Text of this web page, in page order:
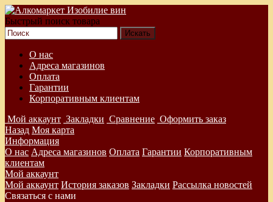
Быстрый поиск товара
О нас
Адреса магазинов
Оплата
Гарантии
Корпоративным клиентам
Мой аккаунт Закладки Сравнение Оформить заказ
Назад Моя карта
Информация
О нас Адреса магазинов Оплата Гарантии Корпоративным
клиентам
Мой аккаунт
Мой аккаунт История заказов Закладки Рассылка новостей
Связаться с нами